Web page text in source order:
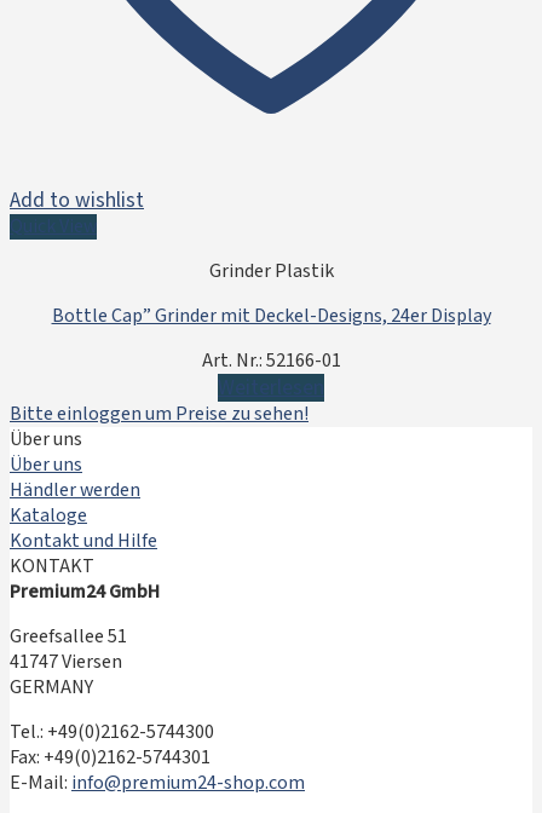
Add to wishlist
Grinder Plastik
Bottle Cap” Grinder mit Deckel-Designs, 24er Display
Art. Nr.: 52166-01
Bitte einloggen um Preise zu sehen!
Über uns
Über uns
Händler werden
Kataloge
Kontakt und Hilfe
KONTAKT
Premium24 GmbH
Greefsallee 51
41747 Viersen
GERMANY
Tel.: +49(0)2162-5744300
Fax: +49(0)2162-5744301
E-Mail: info@premium24-shop.com